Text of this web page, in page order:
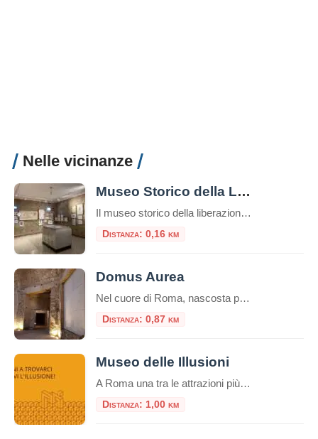
Nelle vicinanze
Museo Storico della Liberazione
Il museo storico della liberazione a Roma è un luogo di memoria e testimonianza della lotta per la libertà e la democrazia durante il periodo dell’occupazione nazista nella capitale italiana. Questa struttura è stata inaugurata nel 1955 e si trova nel cuore del quartiere Esquilino, nel centro storico della città. Appena entrati nel museo, ci […]
Distanza: 0,16 km
Domus Aurea
Nel cuore di Roma, nascosta per secoli sotto le fondamenta di monumenti successivi, giace una delle residenze più stravaganti e controverse mai costruite: la Domus Aurea, la Casa Dorata dell’imperatore Nerone. Più che un palazzo, fu un’utopia personale, un complesso colossale che ridefinì il concetto di lusso imperiale. Oggi, visitarla non è come entrare in […]
Distanza: 0,87 km
Museo delle Illusioni
A Roma una tra le attrazioni più insolite, divertenti e interessanti del mondo: il Museo delle Illusioni. Dal 12 novembre la venue internazionale sarà aperta al pubblico della capitale, in via Merulana 17. Roma è infatti la 38° città nel mondo – la seconda in Italia dopo Milano – ad avere una sede del museo interattivo […]
Distanza: 1,00 km